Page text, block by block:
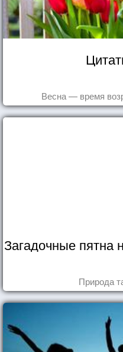
Весна — время
Загадочные пятна
Природа